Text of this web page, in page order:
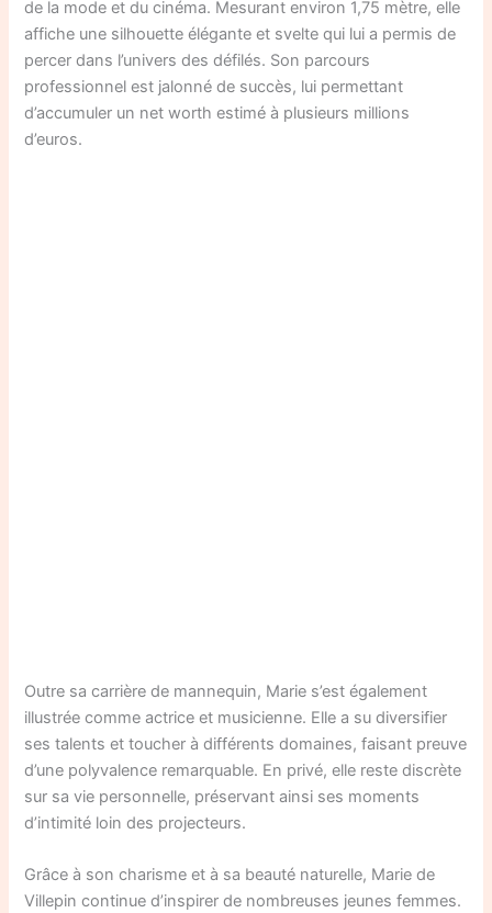
de la mode et du cinéma. Mesurant environ 1,75 mètre, elle
affiche une silhouette élégante et svelte qui lui a permis de
percer dans l’univers des défilés. Son parcours
professionnel est jalonné de succès, lui permettant
d’accumuler un net worth estimé à plusieurs millions
d’euros.
Outre sa carrière de mannequin, Marie s’est également
illustrée comme actrice et musicienne. Elle a su diversifier
ses talents et toucher à différents domaines, faisant preuve
d’une polyvalence remarquable. En privé, elle reste discrète
sur sa vie personnelle, préservant ainsi ses moments
d’intimité loin des projecteurs.
Grâce à son charisme et à sa beauté naturelle, Marie de
Villepin continue d’inspirer de nombreuses jeunes femmes.